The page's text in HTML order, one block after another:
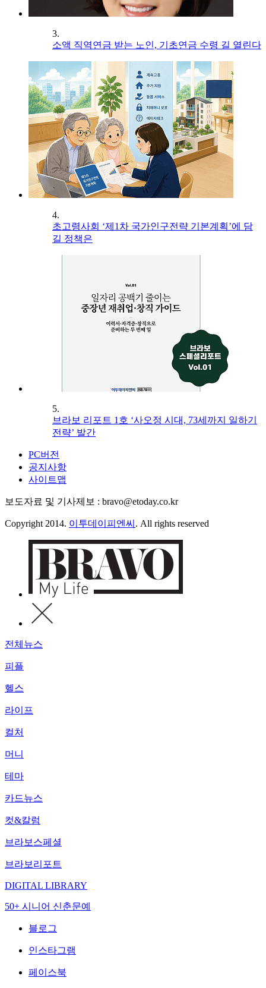
3.
소액 직역연금 받는 노인, 기초연금 수령 길 열린다
4.
초고령사회 ‘제1차 국가인구전략 기본계획’에 담
길 정책은
5.
브라보 리포트 1호 ‘사오정 시대, 73세까지 일하기
전략’ 발간
PC버전
공지사항
사이트맵
보도자료 및 기사제보 : bravo@etoday.co.kr
Copyright 2014. 이투데이피엔씨 . All rights reserved
전체뉴스
피플
헬스
라이프
컬처
머니
테마
카드뉴스
컷&칼럼
브라보스페셜
브라보리포트
DIGITAL LIBRARY
50+ 시니어 신춘문예
블로그
인스타그램
페이스북